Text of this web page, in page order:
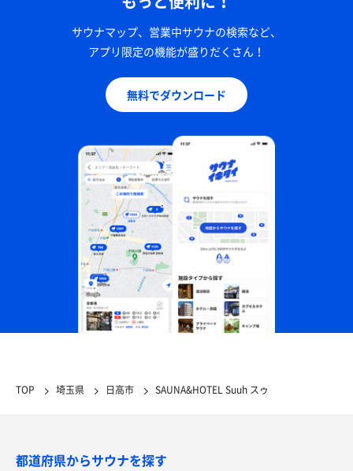
サウナマップ、営業中サウナの検索など、
アプリ限定の機能が盛りだくさん！
無料でダウンロード
TOP 埼玉県 日高市 SAUNA&HOTEL Suuh スゥ
都道府県からサウナを探す